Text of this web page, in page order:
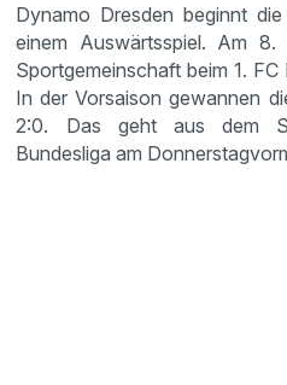
Dynamo Dresden beginnt
einem Auswärtsspiel. Am
Sportgemeinschaft beim 1.
In der Vorsaison gewannen
2:0. Das geht aus dem
Bundesliga am